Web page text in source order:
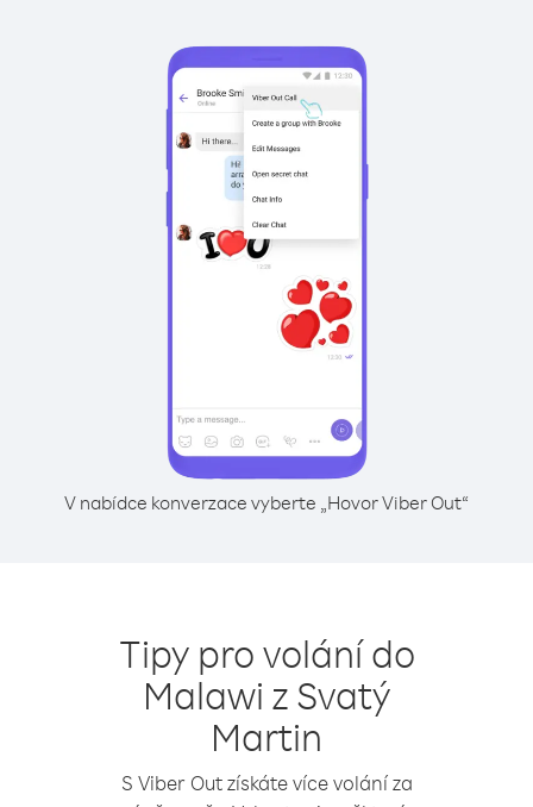
V nabídce konverzace vyberte „Hovor Viber Out“
Tipy pro volání do
Malawi z Svatý
Martin
S Viber Out získáte více volání za